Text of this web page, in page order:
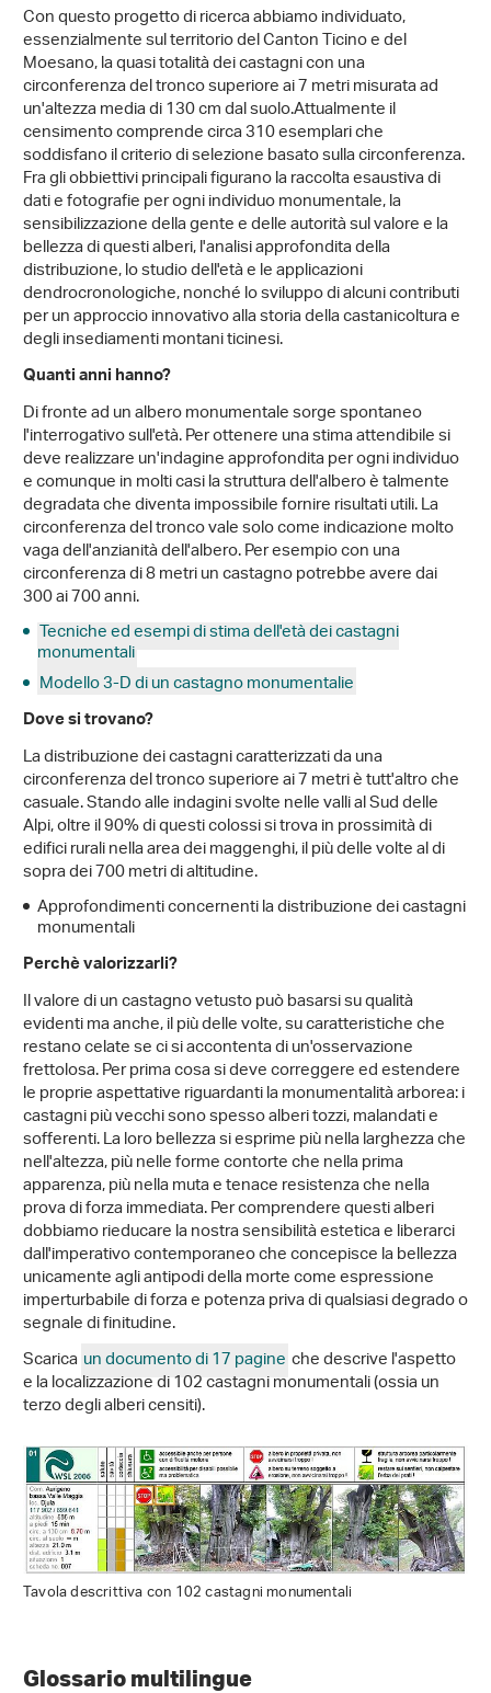
Con questo progetto di ricerca abbiamo individuato,
essenzialmente sul territorio del Canton Ticino e del
Moesano, la quasi totalità dei castagni con una
circonferenza del tronco superiore ai 7 metri misurata ad
un'altezza media di 130 cm dal suolo.Attualmente il
censimento comprende circa 310 esemplari che
soddisfano il criterio di selezione basato sulla circonferenza.
Fra gli obbiettivi principali figurano la raccolta esaustiva di
dati e fotografie per ogni individuo monumentale, la
sensibilizzazione della gente e delle autorità sul valore e la
bellezza di questi alberi, l'analisi approfondita della
distribuzione, lo studio dell'età e le applicazioni
dendrocronologiche, nonché lo sviluppo di alcuni contributi
per un approccio innovativo alla storia della castanicoltura e
degli insediamenti montani ticinesi.
Quanti anni hanno?
Di fronte ad un albero monumentale sorge spontaneo
l'interrogativo sull'età. Per ottenere una stima attendibile si
deve realizzare un'indagine approfondita per ogni individuo
e comunque in molti casi la struttura dell'albero è talmente
degradata che diventa impossibile fornire risultati utili. La
circonferenza del tronco vale solo come indicazione molto
vaga dell'anzianità dell'albero. Per esempio con una
circonferenza di 8 metri un castagno potrebbe avere dai
300 ai 700 anni.
Tecniche ed esempi di stima dell'età dei castagni
monumentali
Modello 3-D di un castagno monumentalie
Dove si trovano?
La distribuzione dei castagni caratterizzati da una
circonferenza del tronco superiore ai 7 metri è tutt'altro che
casuale. Stando alle indagini svolte nelle valli al Sud delle
Alpi, oltre il 90% di questi colossi si trova in prossimità di
edifici rurali nella area dei maggenghi, il più delle volte al di
sopra dei 700 metri di altitudine.
Approfondimenti concernenti la distribuzione dei castagni
monumentali
Perchè valorizzarli?
Il valore di un castagno vetusto può basarsi su qualità
evidenti ma anche, il più delle volte, su caratteristiche che
restano celate se ci si accontenta di un'osservazione
frettolosa. Per prima cosa si deve correggere ed estendere
le proprie aspettative riguardanti la monumentalità arborea: i
castagni più vecchi sono spesso alberi tozzi, malandati e
sofferenti. La loro bellezza si esprime più nella larghezza che
nell'altezza, più nelle forme contorte che nella prima
apparenza, più nella muta e tenace resistenza che nella
prova di forza immediata. Per comprendere questi alberi
dobbiamo rieducare la nostra sensibilità estetica e liberarci
dall'imperativo contemporaneo che concepisce la bellezza
unicamente agli antipodi della morte come espressione
imperturbabile di forza e potenza priva di qualsiasi degrado o
segnale di finitudine.
Scarica un documento di 17 pagineche descrive l'aspetto
e la localizzazione di 102 castagni monumentali (ossia un
terzo degli alberi censiti).
Tavola descrittiva con 102 castagni monumentali
Glossario multilingue